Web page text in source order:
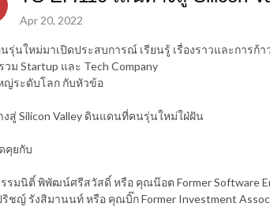
Apr 20, 2022
รุ่นใหม่มาเปิดประสบการณ์ เรียนรู้ เรื่องราวและการก้า
วม Startup และ Tech Company
ญ่ระดับโลก กับหัวข้อ
งสู่ Silicon Valley ดินแดนที่คนรุ่นใหม่ใฝ่ฝัน
คุยกับ
รมนิติ์ พิพัฒน์ศรีสวัสดิ์ หรือ คุณน๊อต Former Software
ชญ์ รังสิมานนท์ หรือ คุณบิ๊ก Former Investment